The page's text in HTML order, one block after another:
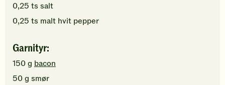
0,25 ts salt
0,25 ts malt hvit pepper
Garnityr:
150g bacon
50g smør